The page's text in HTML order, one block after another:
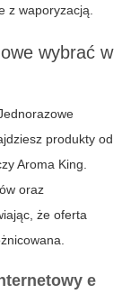
z waporyzacją.
wybrać w
produkty od
Aroma King.
oraz
że oferta
e